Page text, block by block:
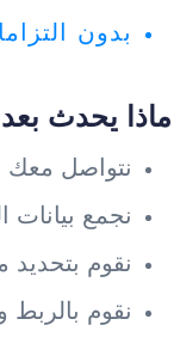
بدون
ماذا يحدث
نتواصل
نجمع بيانات
نقوم بتحديد
نقوم بالربط